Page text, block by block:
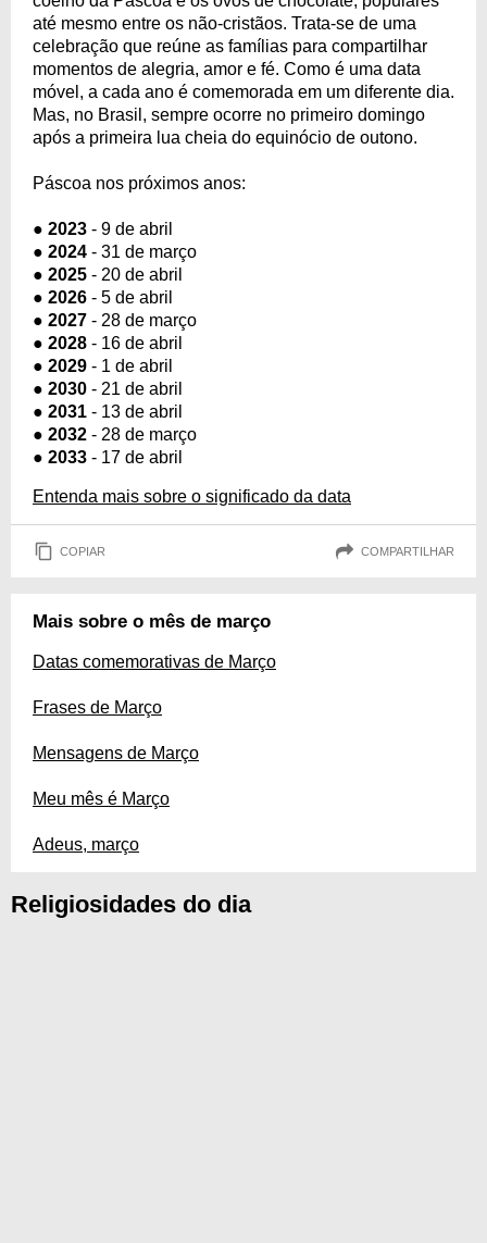
até mesmo entre os não-cristãos. Trata-se de uma
celebração que reúne as famílias para compartilhar
momentos de alegria, amor e fé. Como é uma data
móvel, a cada ano é comemorada em um diferente dia.
Mas, no Brasil, sempre ocorre no primeiro domingo
após a primeira lua cheia do equinócio de outono.
Páscoa nos próximos anos:
● 2023 - 9 de abril
● 2024 - 31 de março
● 2025 - 20 de abril
● 2026 - 5 de abril
● 2027 - 28 de março
● 2028 - 16 de abril
● 2029 - 1 de abril
● 2030 - 21 de abril
● 2031 - 13 de abril
● 2032 - 28 de março
● 2033 - 17 de abril
Entenda mais sobre o significado da data
COPIAR COMPARTILHAR
Mais sobre o mês de março
Datas comemorativas de Março
Frases de Março
Mensagens de Março
Meu mês é Março
Adeus, março
Religiosidades do dia